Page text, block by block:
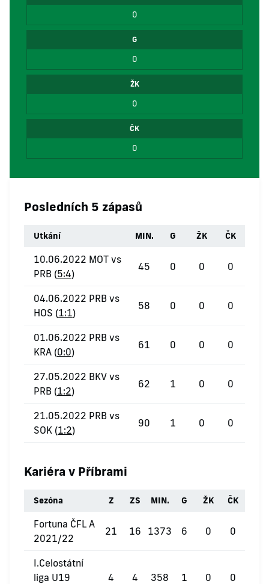
0
G
0
ŽK
0
ČK
0
Posledních 5 zápasů
Utkání MIN. G ŽK ČK
10.06.2022 MOT vs
PRB (5:4)
45 0 0 0
04.06.2022 PRB vs
HOS (1:1)
58 0 0 0
01.06.2022 PRB vs
KRA (0:0)
61 0 0 0
27.05.2022 BKV vs
PRB (1:2)
62 1 0 0
21.05.2022 PRB vs
SOK (1:2)
90 1 0 0
Kariéra v Příbrami
Sezóna Z ZS MIN. G ŽK ČK
Fortuna ČFL A
2021/22
21 16 1373 6 0 0
I.Celostátní
liga U19
4 4 358 1 0 0